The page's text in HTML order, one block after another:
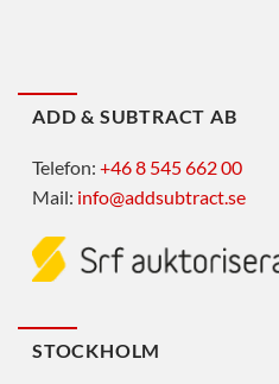
ADD & SUBTRACT AB
Telefon: +46 8 545 662 00
Mail: info@addsubtract.se
STOCKHOLM